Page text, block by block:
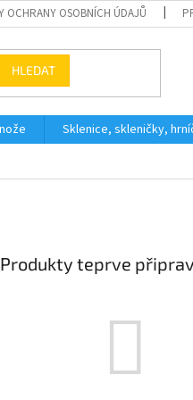
OCHRANY OSOBNÍCH ÚDAJŮ
HLEDAT
Sklenice, skleničky,
Produkty teprve